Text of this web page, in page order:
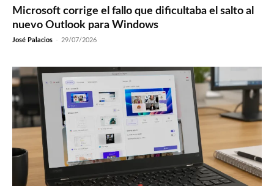
Microsoft corrige el fallo que dificultaba el salto al
nuevo Outlook para Windows
José Palacios - 29/07/2026